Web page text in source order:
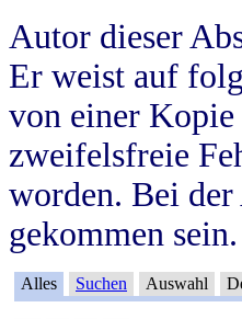
Autor dieser
Er weist auf
von einer
zweifelsfreie
worden. Bei
gekommen
Alles Suchen Auswahl